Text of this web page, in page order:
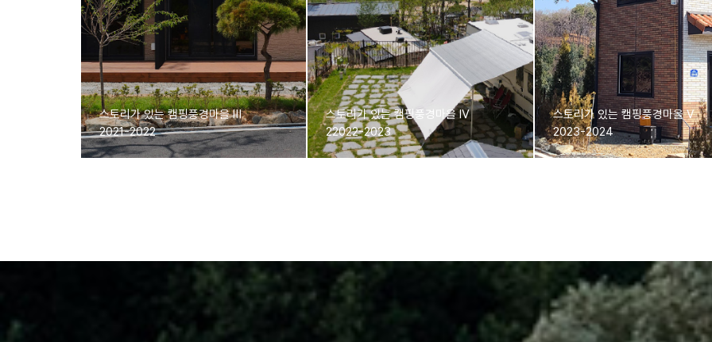
스토리가 있는 캠핑풍경마을 Ⅲ
2021-2022
더 보러가기
스토리가 있는 캠핑풍경마을 Ⅳ
22022-2023
더 보러가기
스토리가 있는 캠핑풍경마을 Ⅴ
2023-2024
더 보러가기